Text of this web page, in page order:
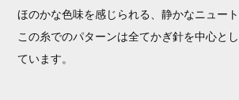
ほのかな色味を感じられる、静かなニュート
この糸でのパターンは全てかぎ針を中心と
ています。